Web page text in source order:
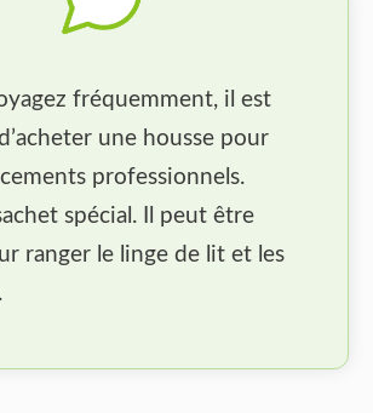
fréquemment, il est
une housse pour
professionnels.
spécial. Il peut être
ranger le linge de lit et les